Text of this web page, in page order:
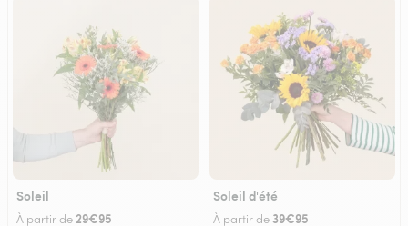
Soleil
À partir de 29€95
Soleil d'été
À partir de 39€95